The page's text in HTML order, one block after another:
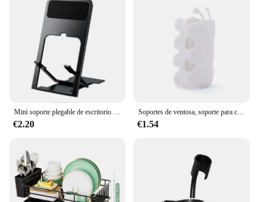
Mini soporte plegable de escritorio para teléfono móvil, soporte de plástico hueco para tableta, portátil, para Iphone 12, 11, 8, 7 pro, 2022
€2.20
Soportes de ventosa, soporte para cabezal de ducha de silicona, estante de almacenamiento de pared extraíble reutilizable, Base fija para accesorios de baño
€1.54